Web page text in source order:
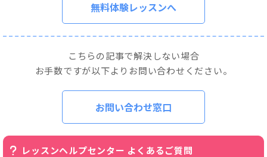
無料体験レッスンへ
こちらの記事で解決しない場合
お手数ですが以下よりお問い合わせください。
お問い合わせ窓口
レッスンヘルプセンター よくあるご質問